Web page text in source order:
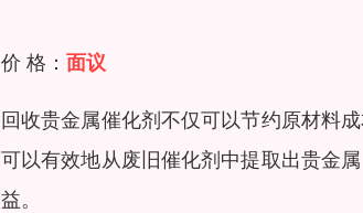
价 格： 面议
回收贵金属催化剂不仅可以节约原材料
可以有效地从废旧催化剂中提取出贵金
益。